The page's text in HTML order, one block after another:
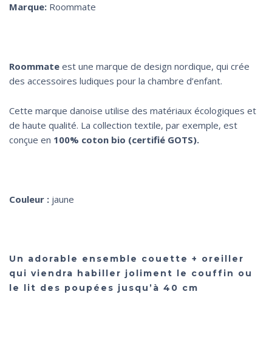
Marque: Roommate
Roommate est une marque de design nordique, qui crée
des accessoires ludiques pour la chambre d’enfant.
Cette marque danoise utilise des matériaux écologiques et
de haute qualité. La collection textile, par exemple, est
conçue en 100% coton bio (certifié GOTS).
Couleur : jaune
Un adorable ensemble couette + oreiller
qui viendra habiller joliment le couffin ou
le lit des poupées jusqu’à 40 cm